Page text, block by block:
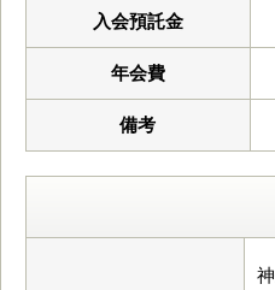
入会預託金
年会費
備考